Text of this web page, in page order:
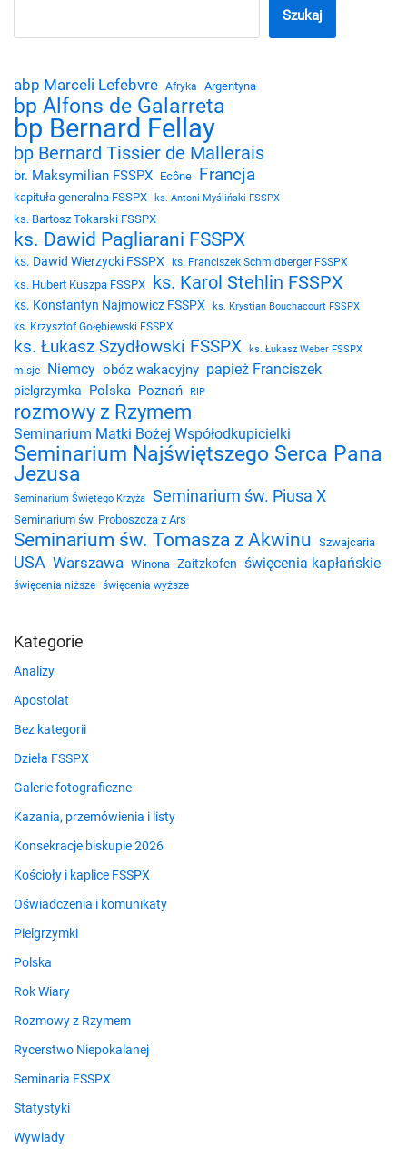
Szukaj
abp Marceli Lefebvre Afryka Argentyna
bp Alfons de Galarreta
bp Bernard Fellay
bp Bernard Tissier de Mallerais
br. Maksymilian FSSPX Ecône Francja
kapituła generalna FSSPX ks. Antoni Myśliński FSSPX
ks. Bartosz Tokarski FSSPX
ks. Dawid Pagliarani FSSPX
ks. Dawid Wierzycki FSSPX ks. Franciszek Schmidberger FSSPX
ks. Hubert Kuszpa FSSPX ks. Karol Stehlin FSSPX
ks. Konstantyn Najmowicz FSSPX
ks. Krystian Bouchacourt FSSPX
ks. Krzysztof Gołębiewski FSSPX
ks. Łukasz Szydłowski FSSPX ks. Łukasz Weber FSSPX
misje Niemcy obóz wakacyjny papież Franciszek
pielgrzymka Polska Poznań RIP
rozmowy z Rzymem
Seminarium Matki Bożej Współodkupicielki
Seminarium Najświętszego Serca Pana
Jezusa
Seminarium Świętego Krzyża Seminarium św. Piusa X
Seminarium św. Proboszcza z Ars
Seminarium św. Tomasza z Akwinu Szwajcaria
USA Warszawa Winona Zaitzkofen święcenia kapłańskie
święcenia niższe święcenia wyższe
Kategorie
Analizy
Apostolat
Bez kategorii
Dzieła FSSPX
Galerie fotograficzne
Kazania, przemówienia i listy
Konsekracje biskupie 2026
Kościoły i kaplice FSSPX
Oświadczenia i komunikaty
Pielgrzymki
Polska
Rok Wiary
Rozmowy z Rzymem
Rycerstwo Niepokalanej
Seminaria FSSPX
Statystyki
Wywiady